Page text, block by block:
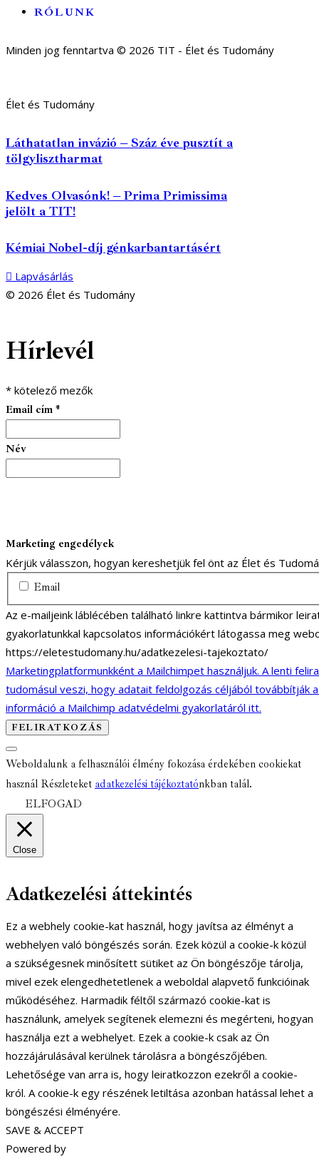
RÓLUNK
Minden jog fenntartva © 2026 TIT - Élet és Tudomány
Élet és Tudomány
Láthatatlan invázió – Száz éve pusztít a
tölgylisztharmat
Kedves Olvasónk! – Prima Primissima
jelölt a TIT!
Kémiai Nobel-díj génkarbantartásért
Lapvásárlás
© 2026 Élet és Tudomány
Hírlevél
* kötelező mezők
Email cím *
Név
Marketing engedélyek
Kérjük válasszon, hogyan kereshetjük fel önt az Élet és
Email
Az e-mailjeink láblécében található linkre kattintva bármikor
gyakorlatunkkal kapcsolatos információkért látogassa meg
https://eletestudomany.hu/adatkezelesi-tajekoztato/
Marketingplatformunkként a Mailchimpet használjuk. A lenti
tudomásul veszi, hogy adatait feldolgozás céljából továbbítják
információ a Mailchimp adatvédelmi gyakorlatáról itt.
Weboldalunk a felhasználói élmény fokozása érdekében cookiekat
használ Részleteket adatkezelési tájékoztatónkban talál.
ELFOGAD
Close
Adatkezelési áttekintés
Ez a webhely cookie-kat használ, hogy javítsa az élményt a
webhelyen való böngészés során. Ezek közül a cookie-k közül
a szükségesnek minősített sütiket az Ön böngészője tárolja,
mivel ezek elengedhetetlenek a weboldal alapvető funkcióinak
működéséhez. Harmadik féltől származó cookie-kat is
használunk, amelyek segítenek elemezni és megérteni, hogyan
használja ezt a webhelyet. Ezek a cookie-k csak az Ön
hozzájárulásával kerülnek tárolásra a böngészőjében.
Lehetősége van arra is, hogy leiratkozzon ezekről a cookie-
król. A cookie-k egy részének letiltása azonban hatással lehet a
böngészési élményére.
SAVE & ACCEPT
Powered by